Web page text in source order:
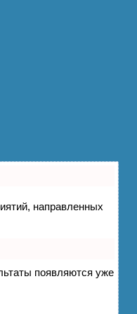
направленных
появляются уже